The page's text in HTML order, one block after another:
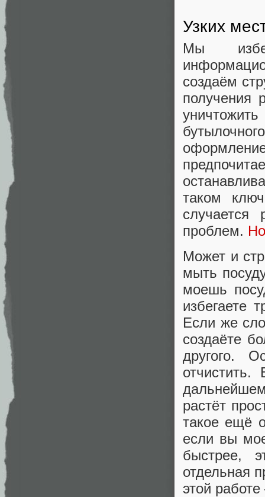
Узких
Мы
создаём
получения
таком
проблем.
Может и
мыть
моешь
избегаете
Если же
создаёте
другого.
растёт
такое ещё
если вы
быстрее,
отдельная
этой